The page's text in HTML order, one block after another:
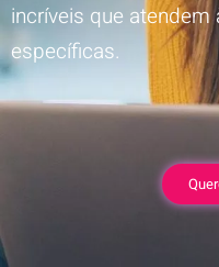
incríveis que
específicas.